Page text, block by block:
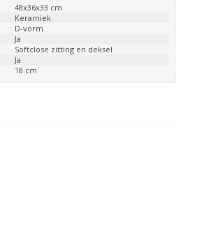
48x36x33 cm
Keramiek
D-vorm
Ja
Softclose zitting en deksel
Ja
18 cm